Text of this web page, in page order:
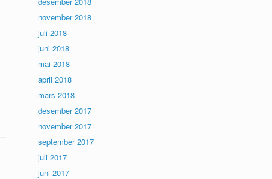
november 2018
juli 2018
juni 2018
mai 2018
april 2018
mars 2018
desember 2017
november 2017
september 2017
juli 2017
juni 2017